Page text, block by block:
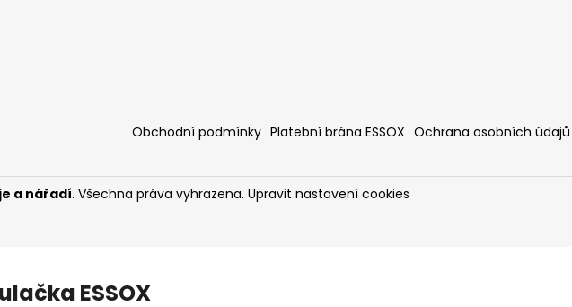
Obchodní podmínky Platební brána ESSOX Ochrana osobních údajů
a nářadí. Všechna práva vyhrazena. Upravit nastavení cookies
ESSOX